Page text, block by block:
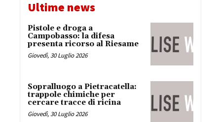
Ultime news
Pistole e droga a
Campobasso: la difesa
presenta ricorso al Riesame
Giovedì, 30 Luglio 2026
Sopralluogo a Pietracatella:
trappole chimiche per
cercare tracce di ricina
Giovedì, 30 Luglio 2026